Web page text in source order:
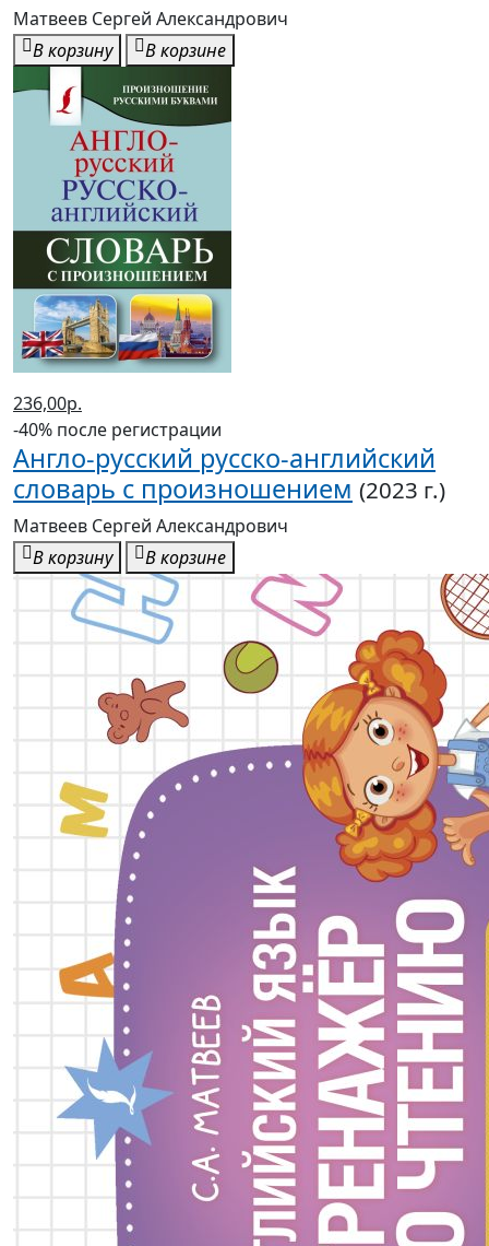
Матвеев Сергей Александрович
В корзину
В корзине
236,00р.
-40% после регистрации
Англо-русский русско-английский
словарь с произношением (2023 г.)
Матвеев Сергей Александрович
В корзину
В корзине